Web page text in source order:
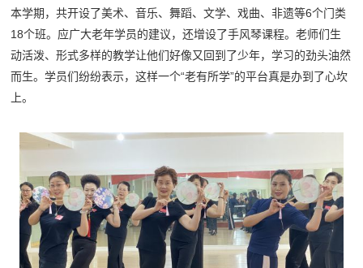
本学期，共开设了美术、音乐、舞蹈、文学、戏曲、非遗等6个门类
18个班。应广大老年学员的建议，还增设了手风琴课程。老师们生
动活泼、形式多样的教学让他们好像又回到了少年，学习的劲头油然
而生。学员们纷纷表示，这样一个“老有所学”的平台真是办到了心坎
上。